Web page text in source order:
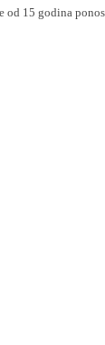
od 15 godina